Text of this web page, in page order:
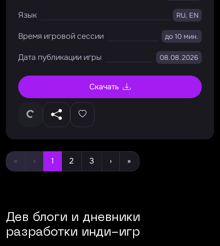
Язык RU, EN
Время игровой сессии до 10 мин.
Дата публикации игры 08.08.2026
Скачать
« ‹ 1 2 3 › »
Дев блоги и дневники
разработки инди-игр